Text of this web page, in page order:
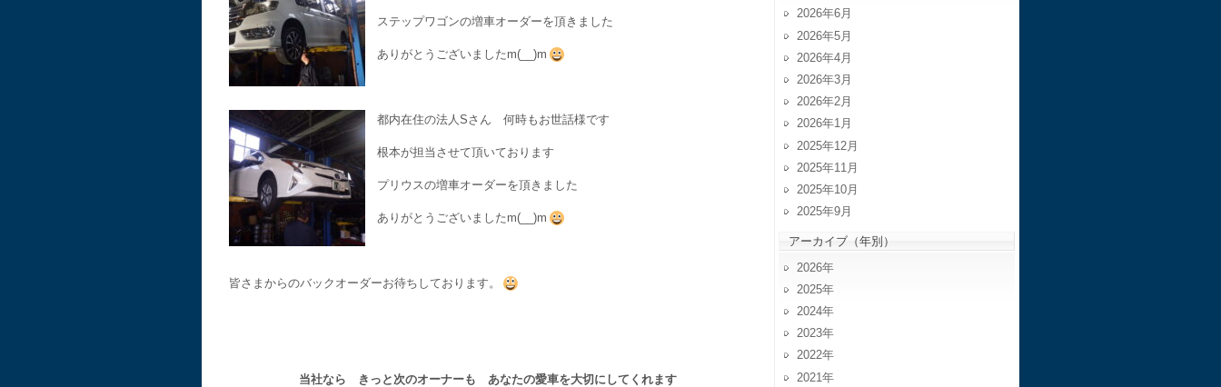
ステップワゴンの増車オーダーを頂きました
ありがとうございましたm(__)m
都内在住の法人Sさん 何時もお世話様です
根本が担当させて頂いております
プリウスの増車オーダーを頂きました
ありがとうございましたm(__)m
皆さまからのバックオーダーお待ちしております。
当社なら きっと次のオーナーも あなたの愛車を大切にしてくれます
2026年6月
2026年5月
2026年4月
2026年3月
2026年2月
2026年1月
2025年12月
2025年11月
2025年10月
2025年9月
アーカイブ（年別）
2026
2025
2024
2023
2022
2021